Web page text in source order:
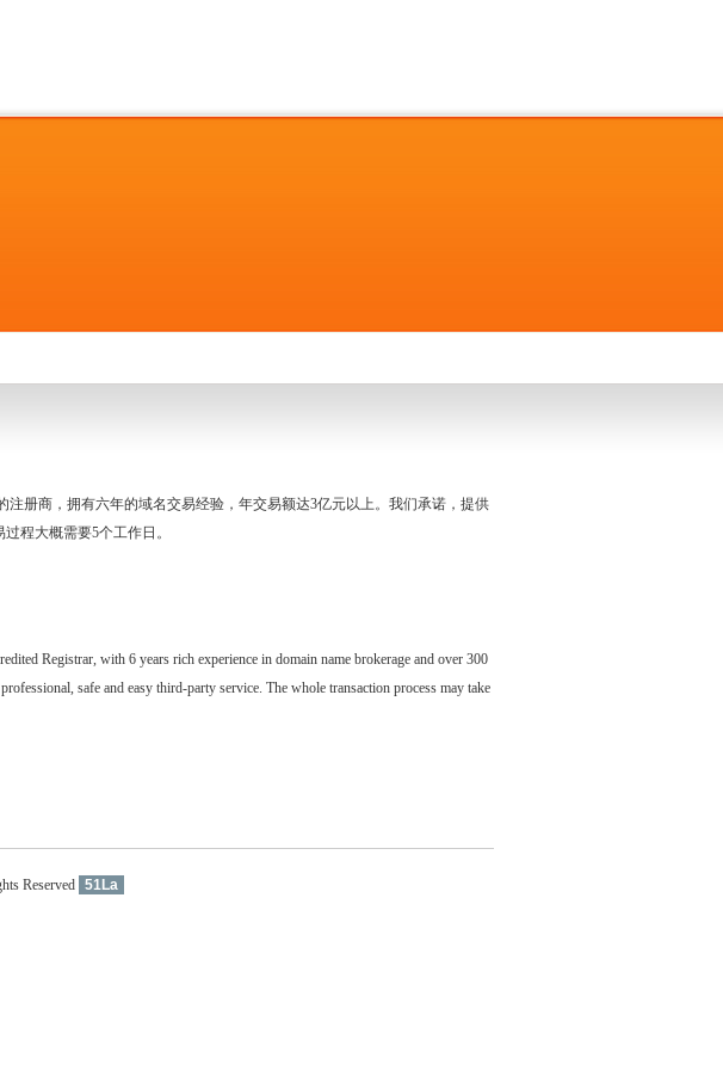
注册商，拥有六年的域名交易经验，年交易额达3亿元以上。我们承诺，提供
程大概需要5个工作日。
Registrar, with 6 years rich experience in domain name brokerage and over 300
safe and easy third-party service. The whole transaction process may take
Reserved 51La